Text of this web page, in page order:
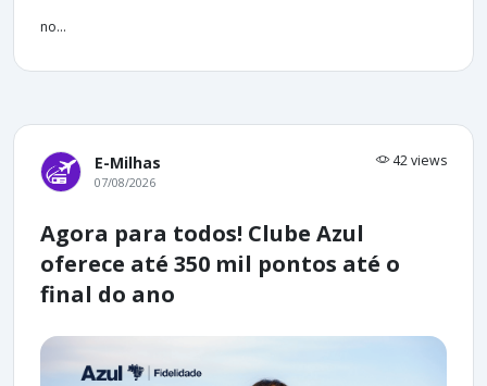
no...
E-Milhas 42 views
07/08/2026
Agora para todos! Clube Azul
oferece até 350 mil pontos até o
final do ano